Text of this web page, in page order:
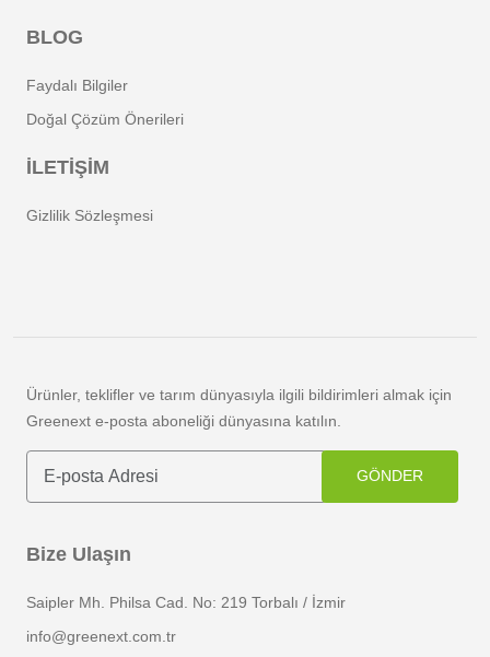
BLOG
Faydalı Bilgiler
Doğal Çözüm Önerileri
İLETİŞİM
Gizlilik Sözleşmesi
Ürünler, teklifler ve tarım dünyasıyla ilgili bildirimleri almak için
Greenext e-posta aboneliği dünyasına katılın.
GÖNDER
Bize Ulaşın
Saipler Mh. Philsa Cad. No: 219 Torbalı / İzmir
info@greenext.com.tr